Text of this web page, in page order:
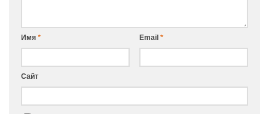
Имя * Email *
Сайт